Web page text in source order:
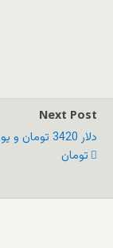
Next Post
تومان